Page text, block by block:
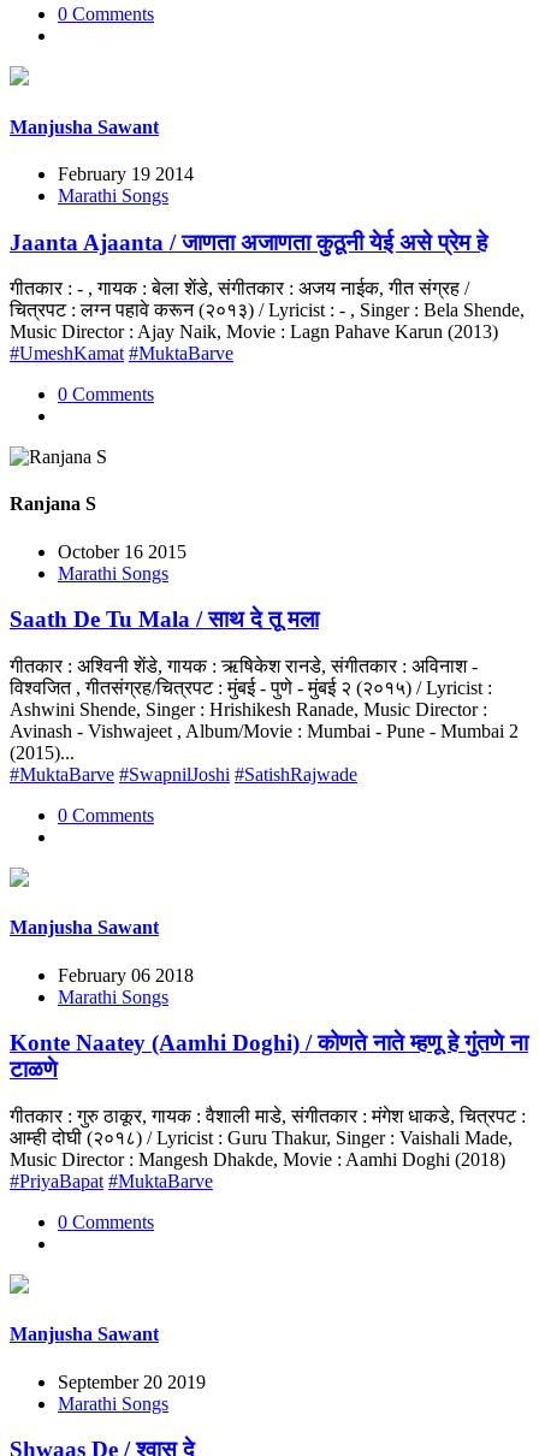
0 Comments
Manjusha Sawant
February 19 2014
Marathi Songs
Jaanta Ajaanta / जाणता अजाणता कुठूनी येई असे प्रेम हे
गीतकार : - , गायक : बेला शेंडे, संगीतकार : अजय नाईक, गीत संग्रह /
चित्रपट : लग्न पहावे करून (२०१३) / Lyricist : - , Singer : Bela Shende,
Music Director : Ajay Naik, Movie : Lagn Pahave Karun (2013)
#UmeshKamat #MuktaBarve
0 Comments
Ranjana S
October 16 2015
Marathi Songs
Saath De Tu Mala / साथ दे तू मला
गीतकार : अश्विनी शेंडे, गायक : ऋषिकेश रानडे, संगीतकार : अविनाश -
विश्वजित , गीतसंग्रह/चित्रपट : मुंबई - पुणे - मुंबई २ (२०१५) / Lyricist :
Ashwini Shende, Singer : Hrishikesh Ranade, Music Director :
Avinash - Vishwajeet , Album/Movie : Mumbai - Pune - Mumbai 2
(2015)...
#MuktaBarve #SwapnilJoshi #SatishRajwade
0 Comments
Manjusha Sawant
February 06 2018
Marathi Songs
Konte Naatey (Aamhi Doghi) / कोणते नाते म्हणू हे गुंतणे ना
टाळणे
गीतकार : गुरु ठाकूर, गायक : वैशाली माडे, संगीतकार : मंगेश धाकडे, चित्रपट :
आम्ही दोघी (२०१८) / Lyricist : Guru Thakur, Singer : Vaishali Made,
Music Director : Mangesh Dhakde, Movie : Aamhi Doghi (2018)
#PriyaBapat #MuktaBarve
0 Comments
Manjusha Sawant
September 20 2019
Marathi Songs
Shwaas De / श्वास दे